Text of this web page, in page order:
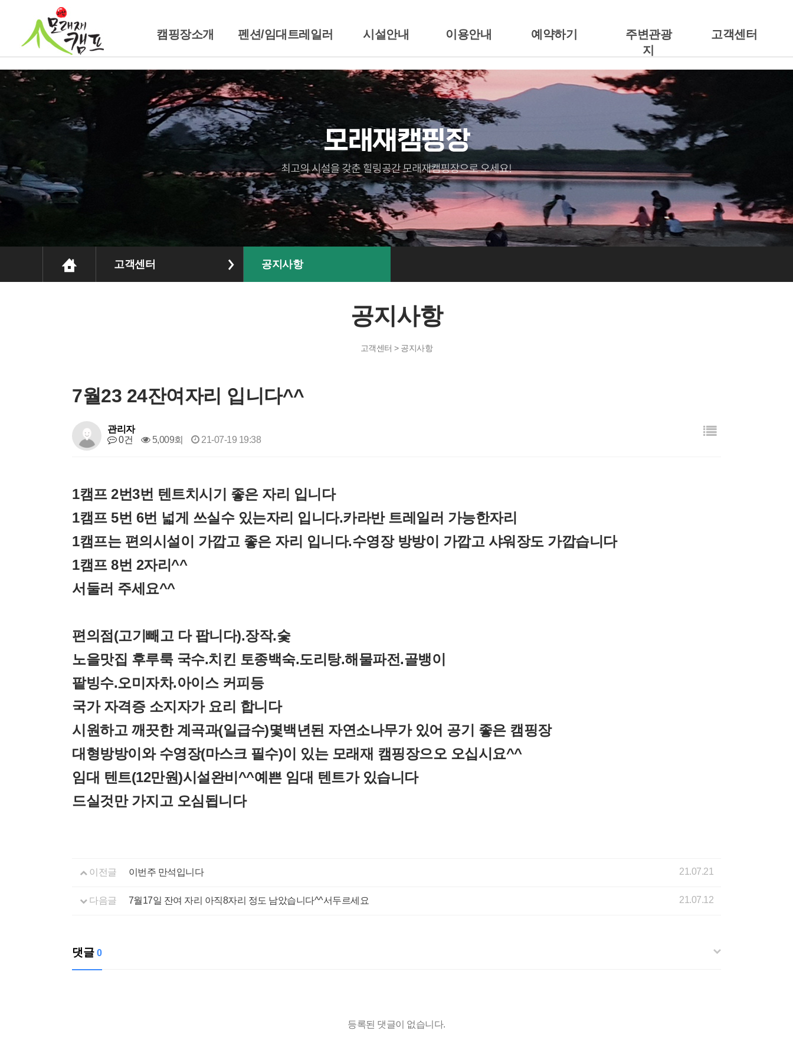
캠핑장소개 펜션/임대트레일러 시설안내 이용안내 예약하기
주변관광
지
고객센터
위치및교통안내
트레일러임대
시설안내
이용준수사항
땡큐캠핑에서 예약하기
고객센터 공지사항
공지사항
고객센터 > 공지사항
7월23 24잔여자리 입니다^^
관리자
0건
5,009회 21-07-19 19:38
​1캠프 2번3번 텐트치시기 좋은 자리 입니다
1캠프 5번 6번 넓게 쓰실수 있는자리 입니다.카라반 트레일러 가능한자리
1캠프는 편의시설이 가깝고 좋은 자리 입니다.수영장 방방이 가깝고 샤워장도 가깝습니다
​1캠프 8번 2자리^^
서둘러 주세요^^
편의점(고기빼고 다 팝니다).장작.숯
노을맛집 후루룩 국수.치킨 토종백숙.도리탕.해물파전.골뱅이
팥빙수.오미자차.아이스 커피등
국가 자격증 소지자가 요리 합니다
시원하고 깨끗한 계곡과(일급수)몇백년된 자연소나무가 있어 공기 좋은 캠핑장
대형방방이와 수영장(마스크 필수)이 있는 모래재 캠핑장으오 오십시요^^
임대 텐트(12만원)시설완비^^예쁜 임대 텐트가 있습니다
드실것만 가지고 오심됩니다
이전글 이번주 만석입니다 21.07.21
다음글 7월17일 잔여 자리 아직8자리 정도 남았습니다^^서두르세요 21.07.12
댓글 0
등록된 댓글이 없습니다.